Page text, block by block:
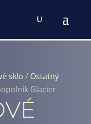
sklo / Ostatný
Glacier